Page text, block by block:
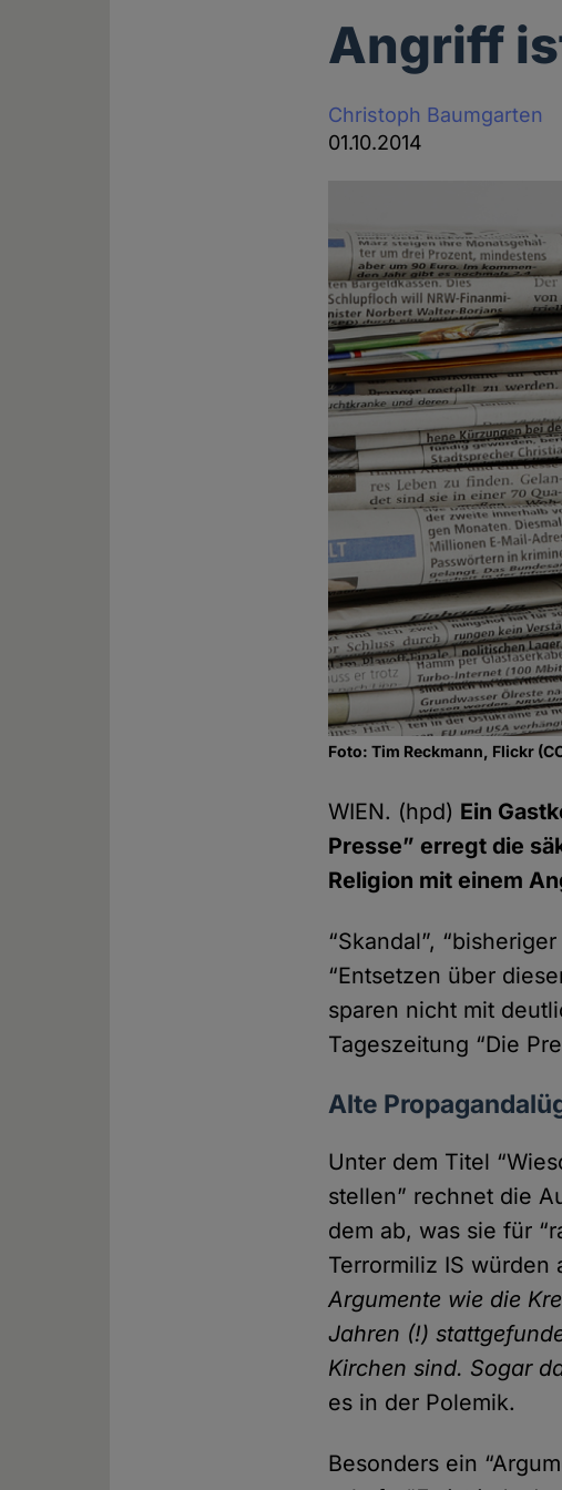
Angriff
Christoph Baumgarten
01.10.2014
Foto: Tim Reckmann, Flickr
WIEN. (hpd) Ein
Presse” erregt die
Religion mit einem
“Skandal”,
“Entsetzen über
sparen nicht mit
Tageszeitung “Die
Alte
Unter dem Titel
stellen” rechnet die
dem ab, was sie für
Terrormiliz IS würden
Argumente wie die
Jahren (!)
Kirchen sind. Sogar
es in der Polemik.
Besonders ein